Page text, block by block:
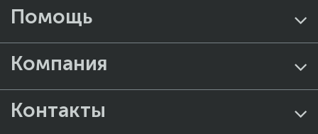
Помощь
Компания
Контакты